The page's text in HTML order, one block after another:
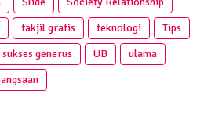
takjil gratis teknologi
Tips
generus UB
ulama